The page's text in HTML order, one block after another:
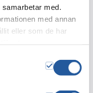
med.
med annan
eller som de har
och
Blommor. I
tillverkad